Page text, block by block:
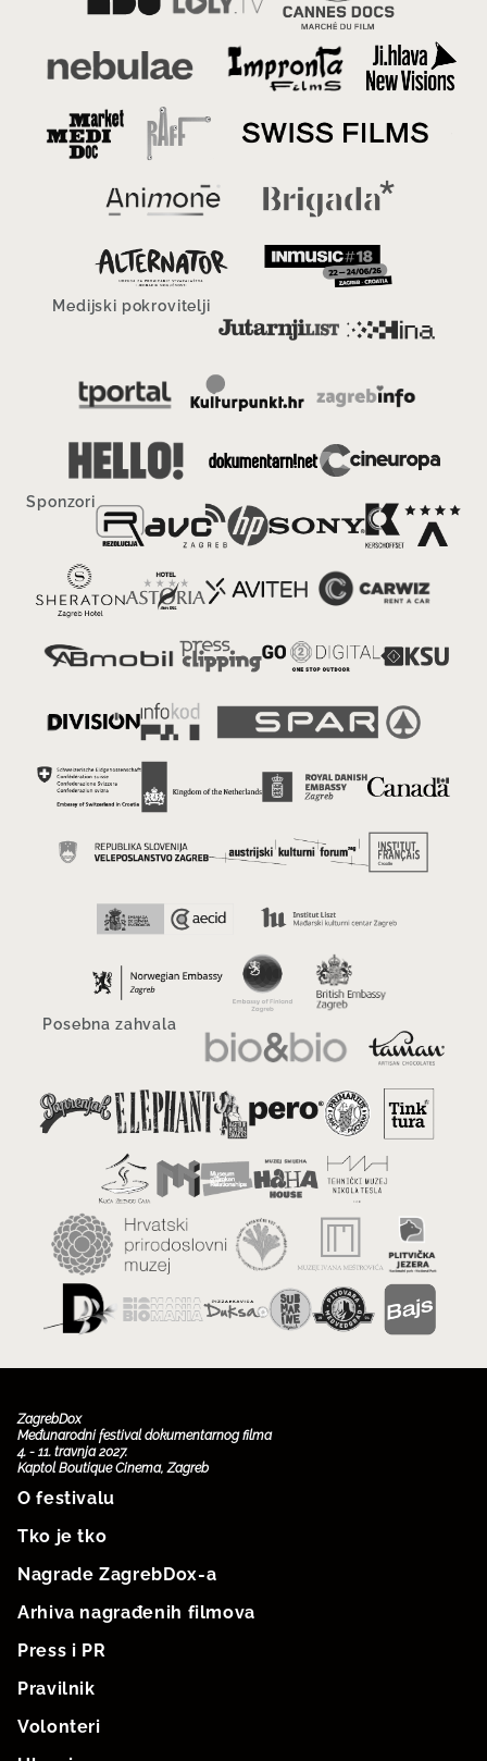
Medijski pokrovitelji
Sponzori
Posebna zahvala
ZagrebDox
Međunarodni festival dokumentarnog filma
4. - 11. travnja 2027.
Kaptol Boutique Cinema, Zagreb
O festivalu
Tko je tko
Nagrade ZagrebDox-a
Arhiva nagrađenih filmova
Press i PR
Pravilnik
Volonteri